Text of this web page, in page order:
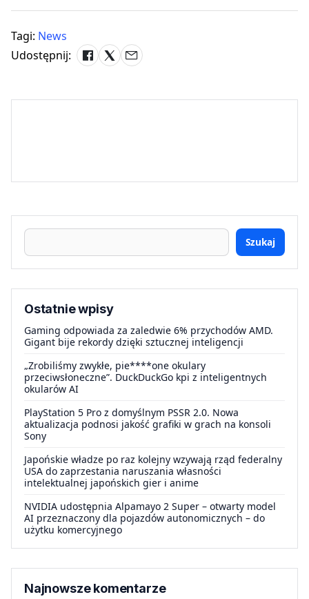
Tagi: News
Udostępnij:
Szukaj
Ostatnie wpisy
Gaming odpowiada za zaledwie 6% przychodów AMD.
Gigant bije rekordy dzięki sztucznej inteligencji
„Zrobiliśmy zwykłe, pie****one okulary
przeciwsłoneczne”. DuckDuckGo kpi z inteligentnych
okularów AI
PlayStation 5 Pro z domyślnym PSSR 2.0. Nowa
aktualizacja podnosi jakość grafiki w grach na konsoli
Sony
Japońskie władze po raz kolejny wzywają rząd federalny
USA do zaprzestania naruszania własności
intelektualnej japońskich gier i anime
NVIDIA udostępnia Alpamayo 2 Super – otwarty model
AI przeznaczony dla pojazdów autonomicznych – do
użytku komercyjnego
Najnowsze komentarze